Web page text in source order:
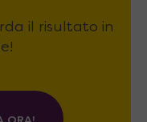
il risultato in